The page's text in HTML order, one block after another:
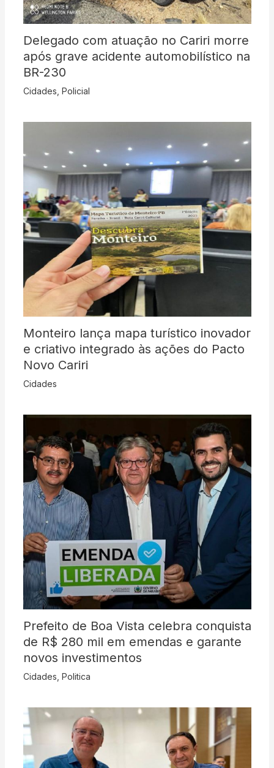
Delegado com atuação no Cariri morre
após grave acidente automobilístico na
BR-230
Cidades Policial
Monteiro lança mapa turístico inovador
e criativo integrado às ações do Pacto
Novo Cariri
Cidades
Prefeito de Boa Vista celebra conquista
de R$ 280 mil em emendas e garante
novos investimentos
Cidades Politica